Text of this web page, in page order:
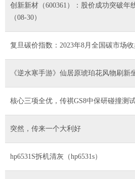
创新新材（600361）：股价成功突破年
（08-30）
复旦碳价指数：2023年8月全国碳市场
《逆水寒手游》仙居原琥珀花风物刷新
核心三项全优，传祺GS8中保研碰撞测
突然，传来一个大利好
hp6531S拆机清灰（hp6531s）